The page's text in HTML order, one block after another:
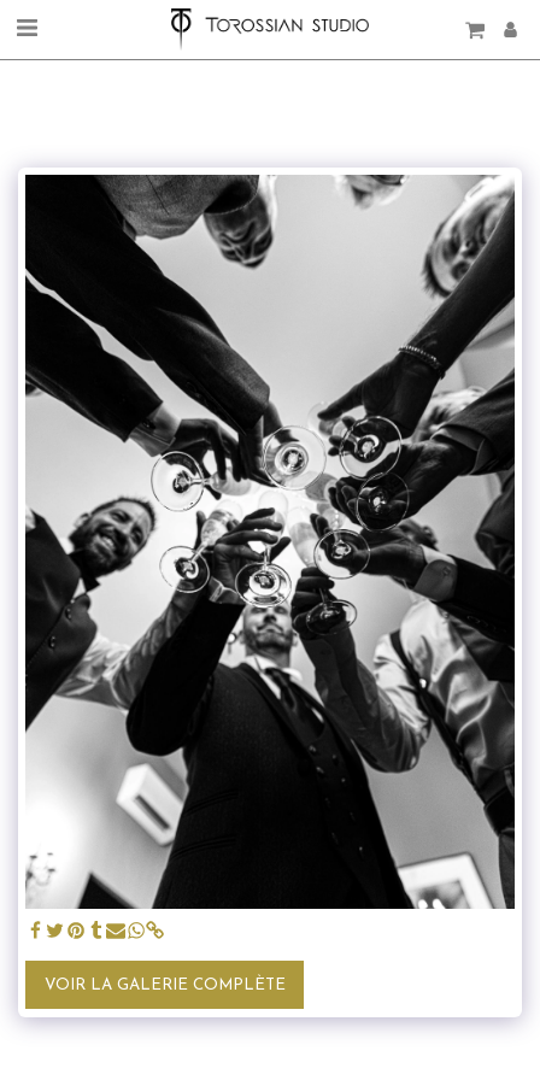
VOIR LA GALERIE COMPLÈTE